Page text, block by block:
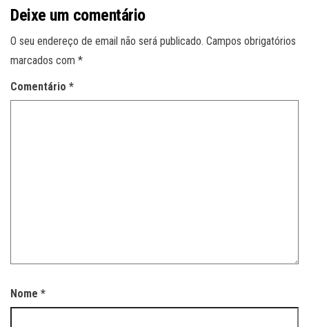
Deixe um comentário
O seu endereço de email não será publicado. Campos obrigatórios
marcados com *
Comentário *
Nome *